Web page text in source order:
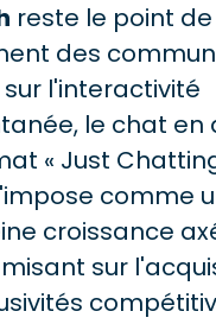
reste le point de
des
l'interactivité
le chat en
« Just
comme
croissance
sur